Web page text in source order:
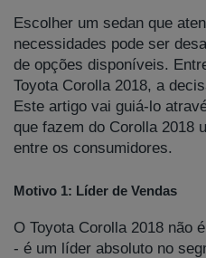
Escolher um sedan que
necessidades pode ser
de opções disponíveis.
Toyota Corolla 2018, a
Este artigo vai guiá-lo
que fazem do Corolla 2018
entre os consumidores.
Motivo 1: Líder de Vendas
O Toyota Corolla 2018 não
- é um líder absoluto no